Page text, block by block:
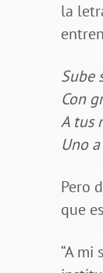
la
Sube
Con
A tus
Uno
Pero
que
“A mi